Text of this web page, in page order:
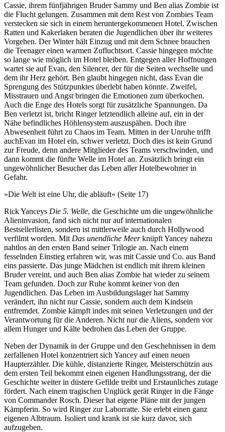
Cassie, ihrem fünfjährigen Bruder Sammy und Ben alias Zombie ist
die Flucht gelungen. Zusammen mit dem Rest von Zombies Team
verstecken sie sich in einem heruntergekommenen Hotel. Zwischen
Ratten und Kakerlaken beraten die Jugendlichen über ihr weiteres
Vorgehen. Der Winter hält Einzug und mit dem Schnee brauchen
die Teenager einen warmen Zufluchtsort. Cassie hingegen möchte
so lange wie möglich im Hotel bleiben. Entgegen aller Hoffnungen
wartet sie auf Evan, den Silencer, der für die Seiten wechselte und
dem ihr Herz gehört. Ben glaubt hingegen nicht, dass Evan die
Sprengung des Stützpunktes überlebt haben könnte. Zweifel,
Misstrauen und Angst bringen die Emotionen zum überkochen.
Auch die Enge des Hotels sorgt für zusätzliche Spannungen. Da
Ben verletzt ist, bricht Ringer letztendlich alleine auf, ein in der
Nähe befindliches Höhlensystem auszuspähen. Doch ihre
Abwesenheit führt zu Chaos im Team. Mitten in der Unruhe trifft
auchEvan im Hotel ein, schwer verletzt. Doch dies ist kein Grund
zur Freude, denn andere Mitglieder des Teams verschwinden, und
dann kommt die fünfte Welle im Hotel an. Zusätzlich bringt ein
ungewöhnlicher Besucher das Leben aller Hotelbewohner in
Gefahr.
»Die Welt ist eine Uhr, die abläuft« (Seite 17)
Rick Yanceys Die 5. Welle, die Geschichte um die ungewöhnliche
Alieninvasion, fand sich nicht nur auf internationalen
Bestsellerlisten, sondern ist mittlerweile auch durch Hollywood
verfilmt worden. Mit Das unendliche Meerknüpft Yancey nahezu
nahtlos an den ersten Band seiner Trilogie an. Nach einem
fesselnden Einstieg erfahren wir, was mit Cassie und Co. aus Band
eins passierte. Das junge Mädchen ist endlich mit ihrem kleinen
Bruder vereint, und auch Ben alias Zombie hat wieder zu seinem
Team gefunden. Doch zur Ruhe kommt keiner von den
Jugendlichen. Das Leben im Ausbildungslager hat Sammy
verändert, ihn nicht nur Cassie, sondern auch dem Kindsein
entfremdet. Zombie kämpft indes mit seinen Verletzungen und der
Verantwortung für die Anderen. Nicht nur die Aliens, sondern vor
allem Hunger und Kälte bedrohen das Leben der Gruppe.
Neben der Dynamik in der Gruppe und den Geschehnissen in dem
zerfallenen Hotel konzentriert sich Yancey auf einen neuen
Haupterzähler. Die kühle, distanzierte Ringer, Meisterschützin aus
dem ersten Teil bekommt einen eigenen Handlungsstrang, der die
Geschichte weiter in düstere Gefilde treibt und Erstaunliches zutage
fördert. Nach einem tragischen Unglück gerät Ringer in die Fänge
von Commander Rosch. Dieser hat eigene Pläne mit der jungen
Kämpferin. So wird Ringer zur Laborratte. Sie erlebt einen ganz
eigenen Albtraum. Isoliert und krank ist sie kurz davor, sich
aufzugeben.